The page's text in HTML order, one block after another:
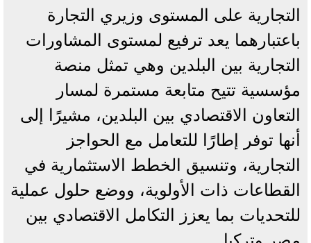
التجارية على المستوى وزيري التجارة
باعتبارهما يعد ترفيع لمستوى المشاورات
التجارية بين البلدين وهي تمثل منصة
مؤسسية تتيح متابعة مستمرة لمسار
التعاون الاقتصادي بين البلدين، مشيرًا إلى
أنها توفر إطارًا للتعامل مع الحواجز
التجارية، وتنسيق الخطط الاستثمارية في
القطاعات ذات الأولوية، ووضع حلول عملية
للتحديات بما يعزز التكامل الاقتصادي بين